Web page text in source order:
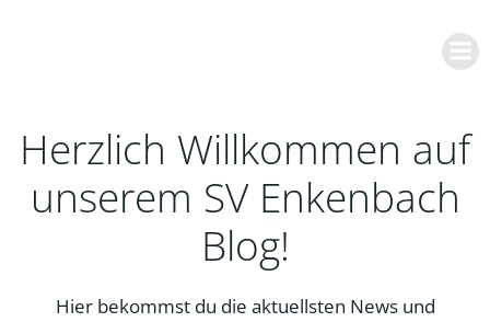
Herzlich Willkommen auf
unserem SV Enkenbach
Blog!
Hier bekommst du die aktuellsten News und